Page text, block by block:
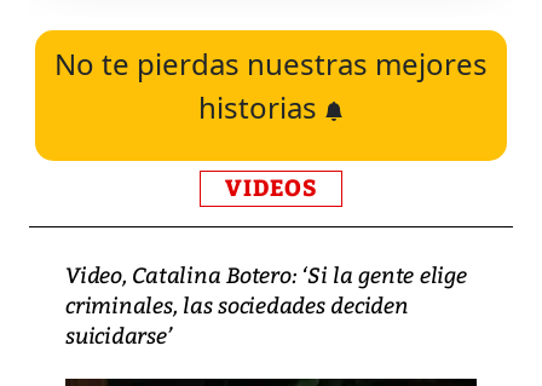
No te pierdas nuestras mejores
historias
VIDEOS
Video, Catalina Botero: ‘Si la gente elige
criminales, las sociedades deciden
suicidarse’